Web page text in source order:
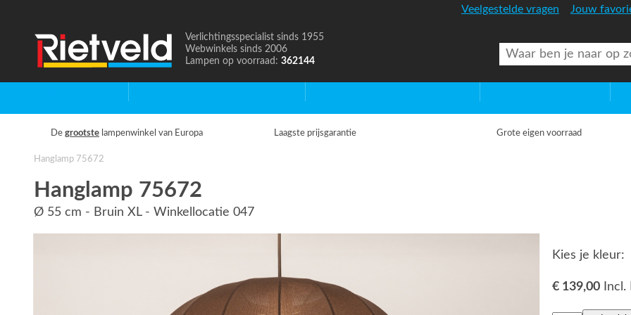
Veelgestelde vragen Jouw
Naar
de
Verlichtingsspecialist sinds 1955
Webwinkels sinds 2006
Lampen op voorraad: 362144
De grootste lampenwinkel van Europa Laagste prijsgarantie Grote eigen voorraad
Hanglamp 75672
Hanglamp 75672
Ø 55 cm - Bruin XL - Winkellocatie 047
Kies je kleur:
€ 139,00